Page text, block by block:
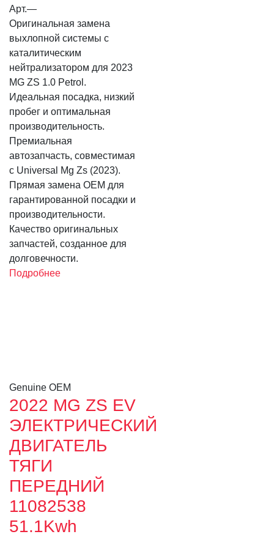
Арт.—
Оригинальная замена
выхлопной системы с
каталитическим
нейтрализатором для 2023
MG ZS 1.0 Petrol.
Идеальная посадка, низкий
пробег и оптимальная
производительность.
Премиальная
автозапчасть, совместимая
с Universal Mg Zs (2023).
Прямая замена OEM для
гарантированной посадки и
производительности.
Качество оригинальных
запчастей, созданное для
долговечности.
Подробнее
Genuine OEM
2022 MG ZS EV
ЭЛЕКТРИЧЕСКИЙ
ДВИГАТЕЛЬ
ТЯГИ
ПЕРЕДНИЙ
11082538
51.1Kwh